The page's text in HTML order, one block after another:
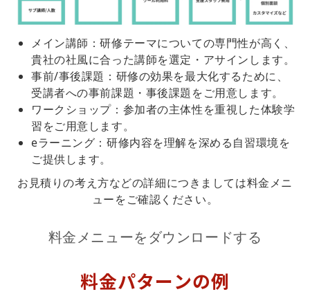
メイン講師：研修テーマについての専門性が高く、
貴社の社風に合った講師を選定・アサインします。
事前/事後課題：研修の効果を最大化するために、
受講者への事前課題・事後課題をご用意します。
ワークショップ：参加者の主体性を重視した体験学
習をご用意します。
eラーニング：研修内容を理解を深める自習環境を
ご提供します。
お見積りの考え方などの詳細につきましては料金メニ
ューをご確認ください。
料金メニューをダウンロードする
料金パターンの例